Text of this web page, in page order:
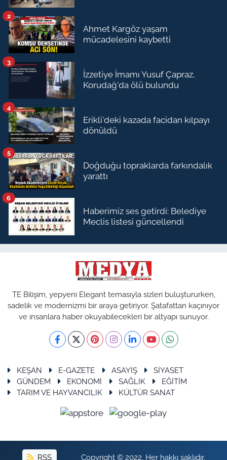
Ahmet Kargöz yaşam
mücadelesini kaybetti
2
İzzetiye İmamı Yusuf Çapraz,
Korudağ'da ölü bulundu
3
Erikli'deki kazada facidan kılpayı
dönüldü
4
Doğduğu topraklarda farkındalık
yarattı
5
Haberimiz ses getirdi: Belediye
Meclis listesi güncellendi
6
TE Bilişim, yepyeni Elegant temasıyla sizleri buluştururken,
sadelik ve modernizmi bir araya getiriyor. Şatafattan kaçınıyor
ve insanlara haber okuyabilecekleri bir altyapı sunuyor.
KEŞAN E-GAZETE ASAYİŞ
SİYASET
GÜNDEM
EKONOMİ SAĞLIK
EĞİTİM
TARIM VE HAYVANCILIK
KÜLTÜR SANAT
RSS Copyright © 2022. Her hakkı saklıdır.